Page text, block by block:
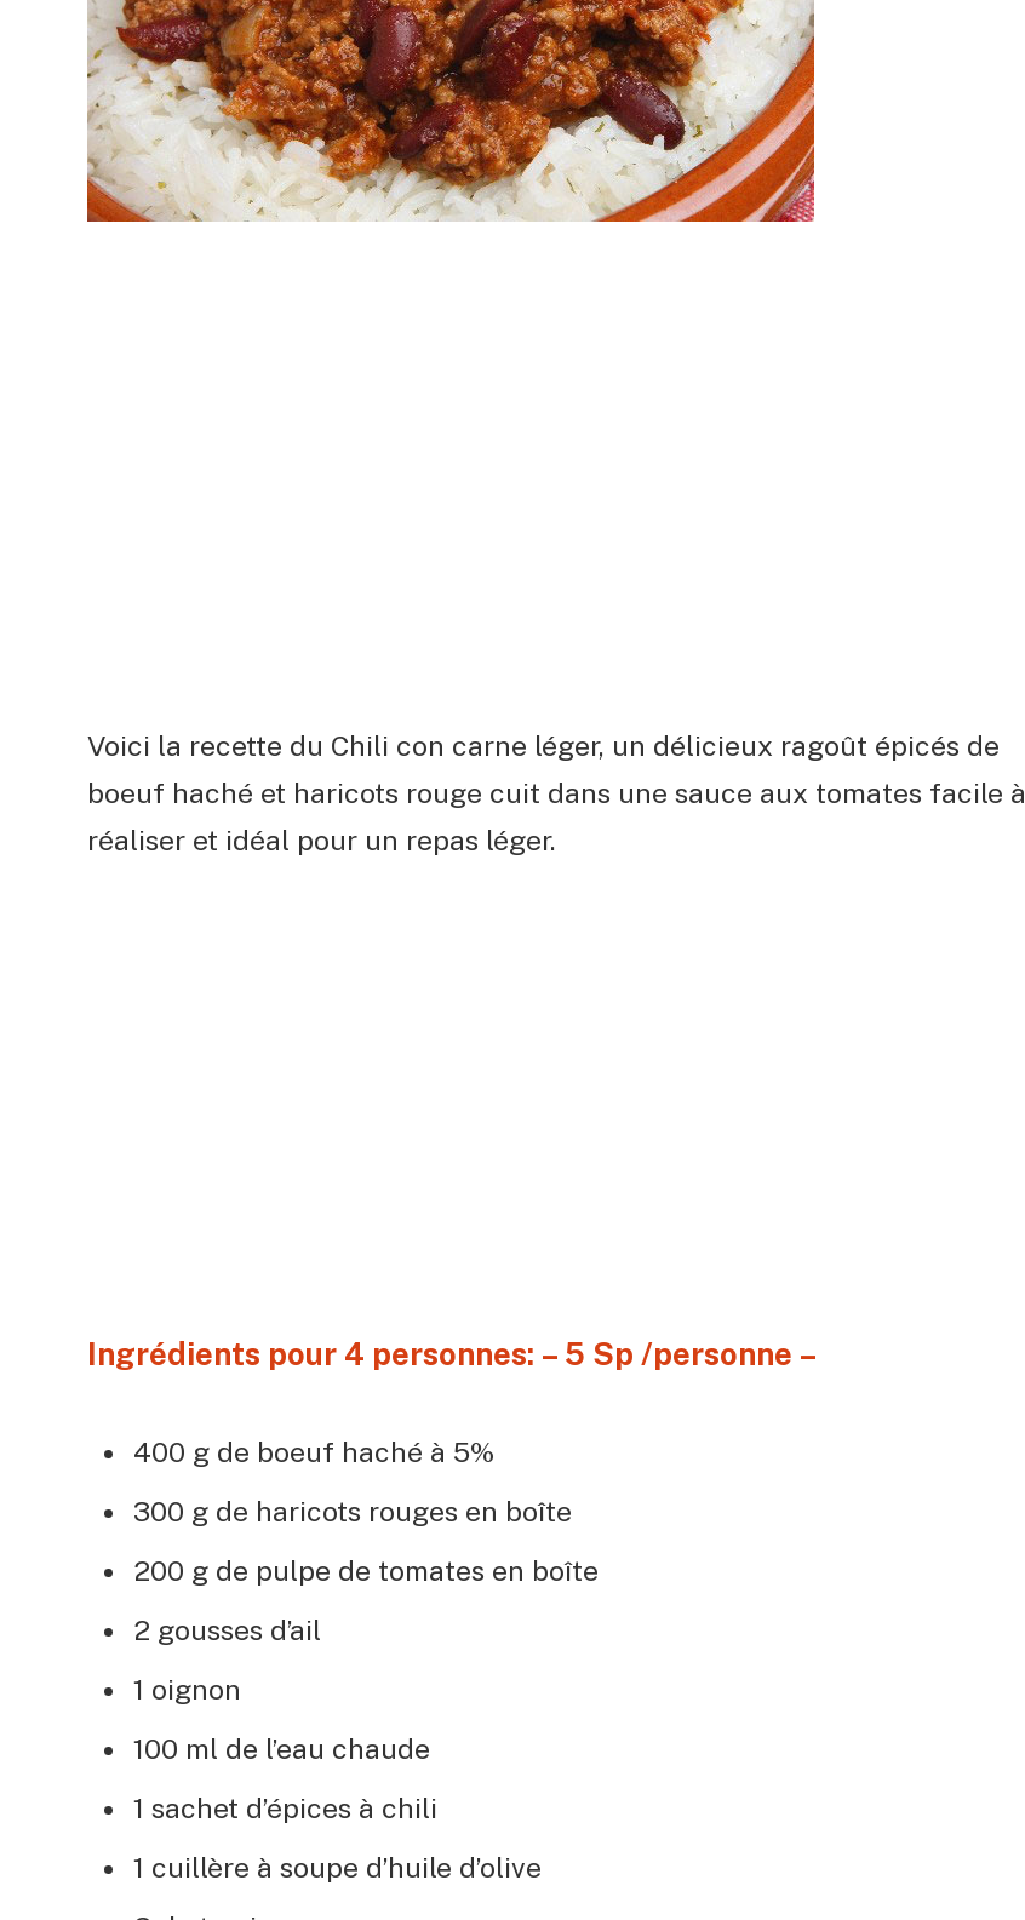
Voici la recette du Chili con carne léger, un délicieux ragoût épicés de
boeuf haché et haricots rouge cuit dans une sauce aux tomates facile à
réaliser et idéal pour un repas léger.
Ingrédients pour 4 personnes: – 5 Sp /personne –
400 g de boeuf haché à 5%
300 g de haricots rouges en boîte
200 g de pulpe de tomates en boîte
2 gousses d’ail
1 oignon
100 ml de l’eau chaude
1 sachet d’épices à chili
1 cuillère à soupe d’huile d’olive